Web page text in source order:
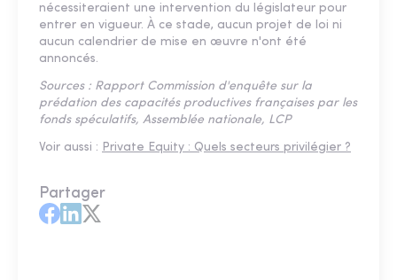
nécessiteraient une intervention du législateur pour
entrer en vigueur. À ce stade, aucun projet de loi ni
aucun calendrier de mise en œuvre n'ont été
annoncés.
Sources : Rapport Commission d'enquête sur la
prédation des capacités productives françaises par les
fonds spéculatifs, Assemblée nationale, LCP
Voir aussi : Private Equity : Quels secteurs privilégier ?
Partager